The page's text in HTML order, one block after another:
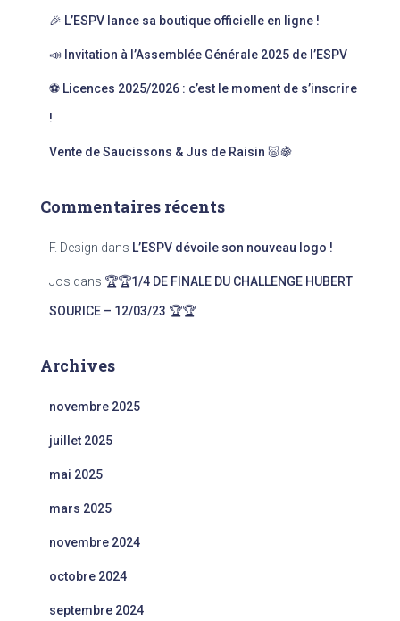
🎉 L’ESPV lance sa boutique officielle en ligne !
📣 Invitation à l’Assemblée Générale 2025 de l’ESPV
⚽ Licences 2025/2026 : c’est le moment de s’inscrire
!
Vente de Saucissons & Jus de Raisin 🐷🍇
Commentaires récents
F. Design dans L’ESPV dévoile son nouveau logo !
Jos dans 🏆🏆1/4 DE FINALE DU CHALLENGE HUBERT
SOURICE – 12/03/23 🏆🏆
Archives
novembre 2025
juillet 2025
mai 2025
mars 2025
novembre 2024
octobre 2024
septembre 2024